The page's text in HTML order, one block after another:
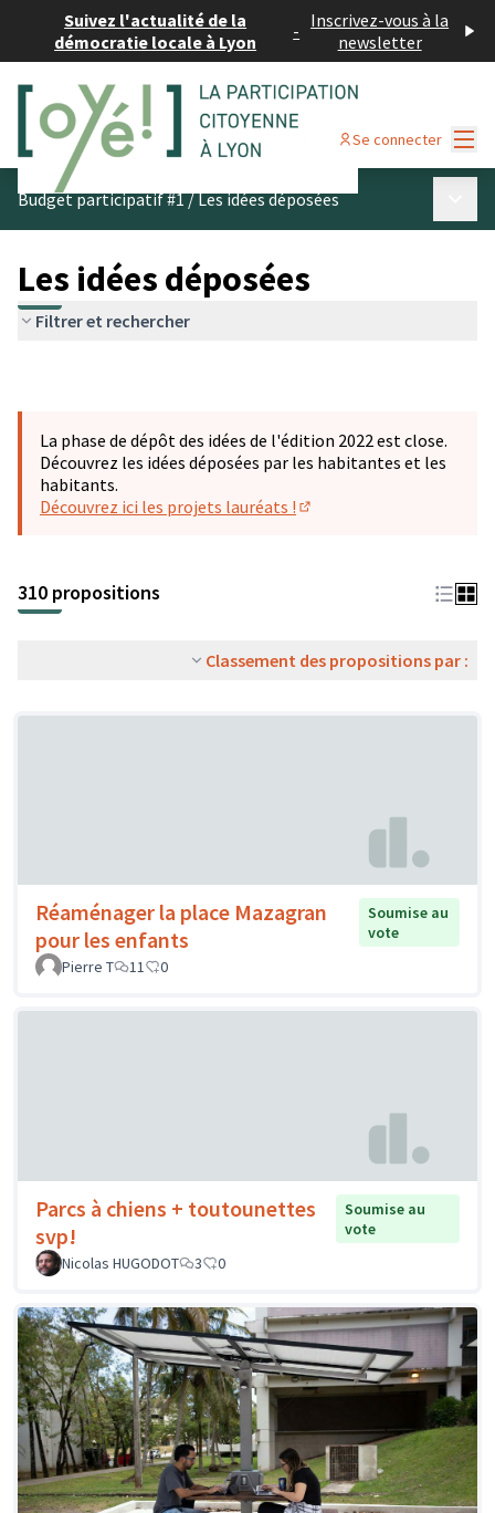
Suivez l'actualité de la
démocratie locale à Lyon
- Inscrivez-vous à la
newsletter
Se connecter
Budget participatif #1/Les idées déposées
Les idées déposées
Filtrer et rechercher
La phase de dépôt des idées de l'édition 2022 est close.
Découvrez les idées déposées par les habitantes et les
habitants.
Découvrez ici les projets lauréats !
310 propositions
Classement des propositions par :
Réaménager la place Mazagran
pour les enfants
Soumise au
vote
Pierre T
11 0
Parcs à chiens + toutounettes
svp!
Soumise au
vote
Nicolas HUGODOT
3 0